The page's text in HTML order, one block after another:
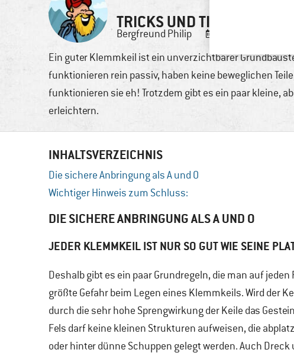
TRICKS UND TIPPS RUND
Bergfreund Philip
Ein guter Klemmkeil ist ein unverzichtbarer
funktionieren rein passiv, haben keine beweglichen
funktionieren sie eh! Trotzdem gibt es ein paar kleine,
erleichtern.
INHALTSVERZEICHNIS
Die sichere Anbringung als A und O
Wichtiger Hinweis zum Schluss:
DIE SICHERE ANBRINGUNG ALS A UND O
JEDER KLEMMKEIL IST NUR SO GUT WIE SEINE
Deshalb gibt es ein paar Grundregeln, die man auf
größte Gefahr beim Legen eines Klemmkeils. Wird der
durch die sehr hohe Sprengwirkung der Keile das
Fels darf keine kleinen Strukturen aufweisen, die
oder hinter dünne Schuppen gelegt werden. Auch